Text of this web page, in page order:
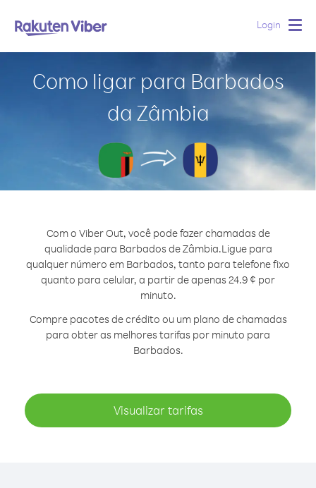
Login
Como ligar para Barbados
da Zâmbia
Com o Viber Out, você pode fazer chamadas de
qualidade para Barbados de Zâmbia.Ligue para
qualquer número em Barbados, tanto para telefone fixo
quanto para celular, a partir de apenas 24.9 ¢ por
minuto.
Compre pacotes de crédito ou um plano de chamadas
para obter as melhores tarifas por minuto para
Barbados.
Visualizar tarifas